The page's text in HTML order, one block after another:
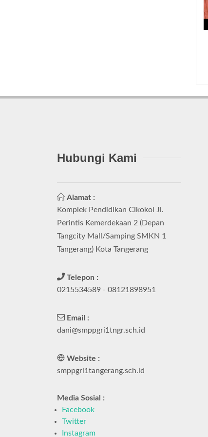
Hubungi Kami
Alamat :
Komplek Pendidikan Cikokol Jl.
Perintis Kemerdekaan 2 (Depan
Tangcity Mall/Samping SMKN 1
Tangerang) Kota Tangerang
Telepon :
0215534589 - 08121898951
Email :
dani@smppgri1tngr.sch.id
Website :
smppgri1tangerang.sch.id
Media Sosial :
Facebook
Twitter
Instagram